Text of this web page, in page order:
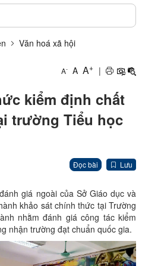
Văn hoá xã hội
A- A A+ |
kiểm định chất
trường Tiểu học
Đọc bài Lưu
giá ngoài của Sở Giáo dục và
khảo sát chính thức tại Trường
nhằm đánh giá công tác kiểm
nhận trường đạt chuẩn quốc gia.